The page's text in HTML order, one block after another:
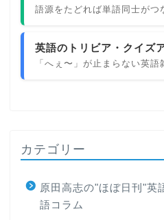
語源をたどれば単語同士が
英語のトリビア・クイズ
「へぇ〜」が止まらない英
カテゴリー
原田高志の"ほぼ日刊"英
語コラム